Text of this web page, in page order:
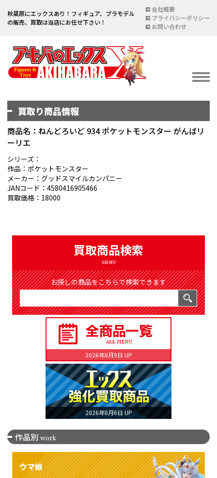
秋葉原にエックスあり！フィギュア、プラモデル
の販売、買取は当店にお任せ下さい！
会社概要
プライバシーポリシー
お問い合わせ
イベント情報
宅配買取のご案内
DELIVERY PURCHASE
買取お申し込み
ASSESSMENT
買取り商品情報
商品名：ねんどろいど 934 ポケットモンスター がんばリ
ーリエ
シリーズ：
作品：ポケットモンスター
メーカー：グッドスマイルカンパニー
JANコード：4580416905466
買取価格：18000
買取商品検索
MENU
お探しの商品をこちらで検索できます
2026年8月9日 UP
2026年8月6日 UP
作品別 work
ウマ娘